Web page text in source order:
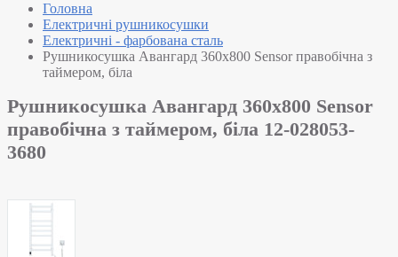
Головна
Електричні рушникосушки
Електричні - фарбована сталь
Рушникосушка Авангард 360х800 Sensor правобічна з
таймером, біла
Рушникосушка Авангард 360х800 Sensor
правобічна з таймером, біла 12-028053-
3680